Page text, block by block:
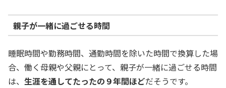
親子が一緒に過ごせる時間
睡眠時間や勤務時間、通勤時間を除いた時間で換算した場
合、働く母親や父親にとって、親子が一緒に過ごせる時間
は、 生涯を通してたったの９年間ほどだそうです。